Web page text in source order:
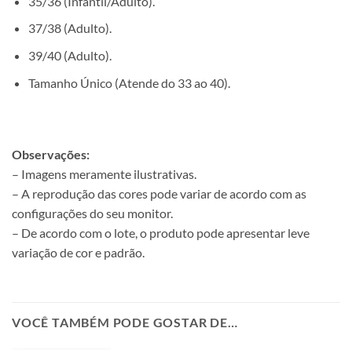
37/38 (Adulto).
39/40 (Adulto).
Tamanho Único (Atende do 33 ao 40).
Observações:
– Imagens meramente ilustrativas.
– A reprodução das cores pode variar de acordo com as
configurações do seu monitor.
– De acordo com o lote, o produto pode apresentar leve
variação de cor e padrão.
VOCÊ TAMBÉM PODE GOSTAR DE…